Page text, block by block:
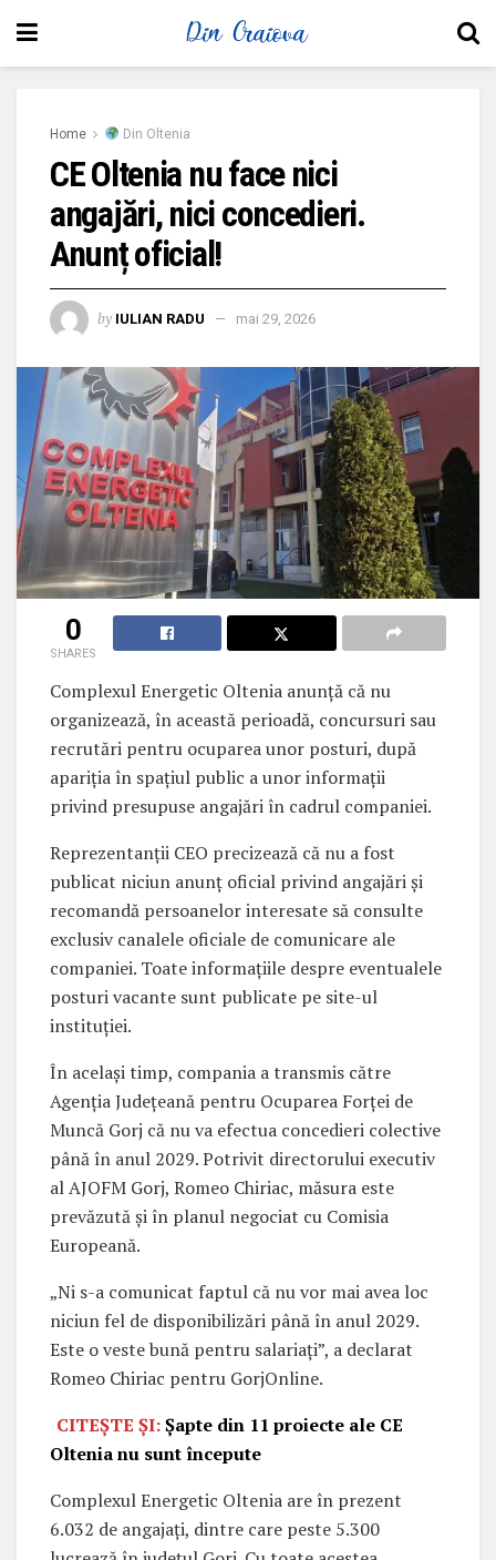
Home Din Oltenia
CE Oltenia nu face nici
angajări, nici concedieri.
Anunț oficial!
by IULIAN RADU mai 29, 2026
0
SHARES
Complexul Energetic Oltenia anunță că nu
organizează, în această perioadă, concursuri sau
recrutări pentru ocuparea unor posturi, după
apariția în spațiul public a unor informații
privind presupuse angajări în cadrul companiei.
Reprezentanții CEO precizează că nu a fost
publicat niciun anunț oficial privind angajări și
recomandă persoanelor interesate să consulte
exclusiv canalele oficiale de comunicare ale
companiei. Toate informațiile despre eventualele
posturi vacante sunt publicate pe site-ul
instituției.
În același timp, compania a transmis către
Agenția Județeană pentru Ocuparea Forței de
Muncă Gorj că nu va efectua concedieri colective
până în anul 2029. Potrivit directorului executiv
al AJOFM Gorj, Romeo Chiriac, măsura este
prevăzută și în planul negociat cu Comisia
Europeană.
„Ni s-a comunicat faptul că nu vor mai avea loc
niciun fel de disponibilizări până în anul 2029.
Este o veste bună pentru salariați”, a declarat
Romeo Chiriac pentru GorjOnline.
CITEȘTE ȘI:Șapte din 11 proiecte ale CE
Oltenia nu sunt începute
Complexul Energetic Oltenia are în prezent
6.032 de angajați, dintre care peste 5.300